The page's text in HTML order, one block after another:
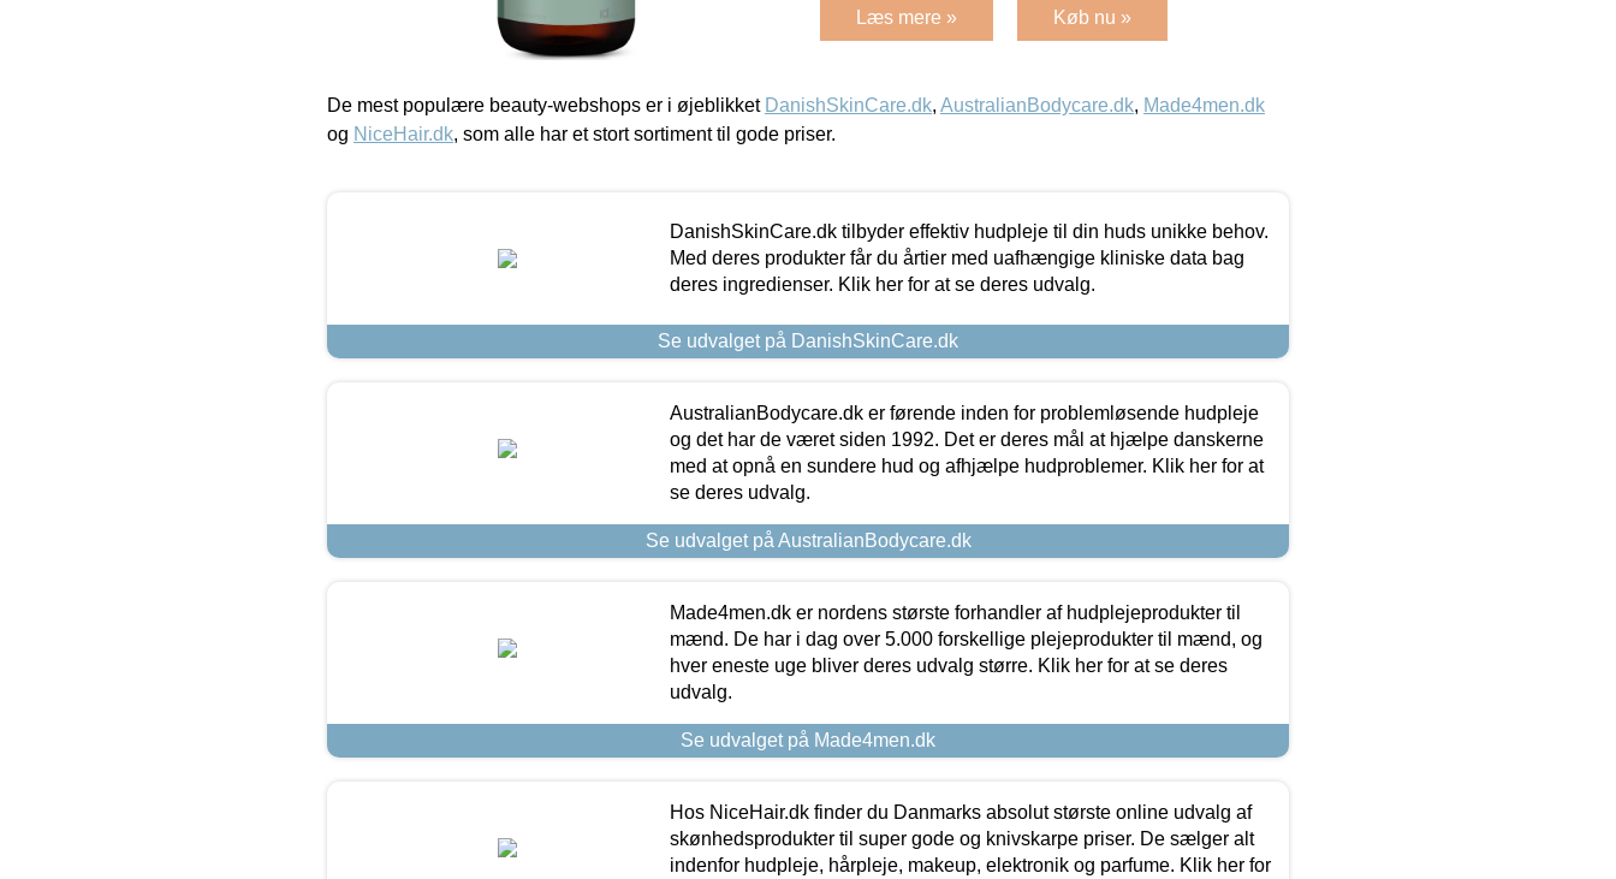
Læs mere » Køb nu »
De mest populære beauty-webshops er i øjeblikket DanishSkinCare.dk, AustralianBodycare.dk, Made4men.dk
og NiceHair.dk, som alle har et stort sortiment til gode priser.
DanishSkinCare.dk tilbyder effektiv hudpleje til din huds unikke behov.
Med deres produkter får du årtier med uafhængige kliniske data bag
deres ingredienser. Klik her for at se deres udvalg.
Se udvalget på DanishSkinCare.dk
AustralianBodycare.dk er førende inden for problemløsende hudpleje
og det har de været siden 1992. Det er deres mål at hjælpe danskerne
med at opnå en sundere hud og afhjælpe hudproblemer. Klik her for at
se deres udvalg.
Se udvalget på AustralianBodycare.dk
Made4men.dk er nordens største forhandler af hudplejeprodukter til
mænd. De har i dag over 5.000 forskellige plejeprodukter til mænd, og
hver eneste uge bliver deres udvalg større. Klik her for at se deres
udvalg.
Se udvalget på Made4men.dk
Hos NiceHair.dk finder du Danmarks absolut største online udvalg af
skønhedsprodukter til super gode og knivskarpe priser. De sælger alt
indenfor hudpleje, hårpleje, makeup, elektronik og parfume. Klik her for